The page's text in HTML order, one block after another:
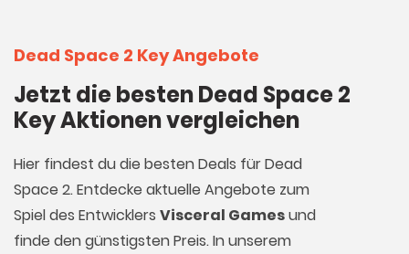
Dead Space 2 Key Angebote
Jetzt die besten Dead Space 2
Key Aktionen vergleichen
Hier findest du die besten Deals für Dead
Space 2. Entdecke aktuelle Angebote zum
Spiel des Entwicklers Visceral Gamesund
finde den günstigsten Preis. In unserem